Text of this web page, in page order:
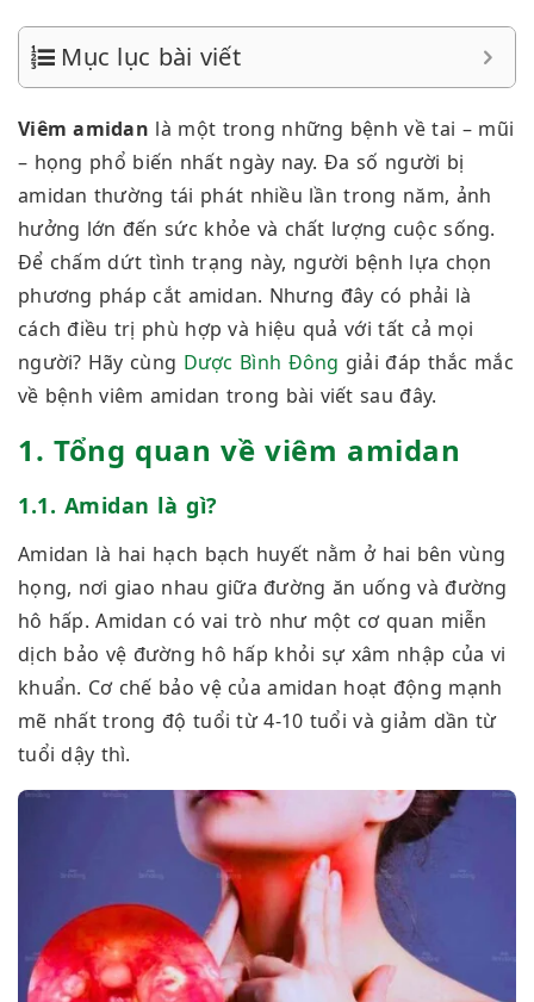
Mục lục bài viết
Viêm amidan là một trong những bệnh về tai – mũi
– họng phổ biến nhất ngày nay. Đa số người bị
amidan thường tái phát nhiều lần trong năm, ảnh
hưởng lớn đến sức khỏe và chất lượng cuộc sống.
Để chấm dứt tình trạng này, người bệnh lựa chọn
phương pháp cắt amidan. Nhưng đây có phải là
cách điều trị phù hợp và hiệu quả với tất cả mọi
người? Hãy cùng Dược Bình Đông giải đáp thắc mắc
về bệnh viêm amidan trong bài viết sau đây.
1. Tổng quan về viêm amidan
1.1. Amidan là gì?
Amidan là hai hạch bạch huyết nằm ở hai bên vùng
họng, nơi giao nhau giữa đường ăn uống và đường
hô hấp. Amidan có vai trò như một cơ quan miễn
dịch bảo vệ đường hô hấp khỏi sự xâm nhập của vi
khuẩn. Cơ chế bảo vệ của amidan hoạt động mạnh
mẽ nhất trong độ tuổi từ 4-10 tuổi và giảm dần từ
tuổi dậy thì.